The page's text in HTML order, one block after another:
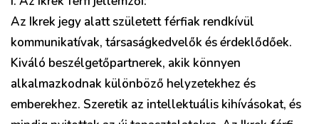
Az Ikrek jegy alatt született férfiak rendkívül
kommunikatívak, társaságkedvelők és érdeklődőek.
Kiváló beszélgetőpartnerek, akik könnyen
alkalmazkodnak különböző helyzetekhez és
emberekhez. Szeretik az intellektuális kihívásokat, és